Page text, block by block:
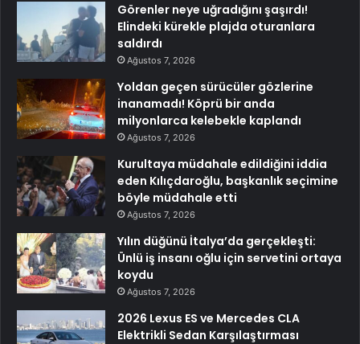
Görenler neye uğradığını şaşırdı!
Elindeki kürekle plajda oturanlara
saldırdı
Ağustos 7, 2026
Yoldan geçen sürücüler gözlerine
inanamadı! Köprü bir anda
milyonlarca kelebekle kaplandı
Ağustos 7, 2026
Kurultaya müdahale edildiğini iddia
eden Kılıçdaroğlu, başkanlık seçimine
böyle müdahale etti
Ağustos 7, 2026
Yılın düğünü İtalya’da gerçekleşti:
Ünlü iş insanı oğlu için servetini ortaya
koydu
Ağustos 7, 2026
2026 Lexus ES ve Mercedes CLA
Elektrikli Sedan Karşılaştırması